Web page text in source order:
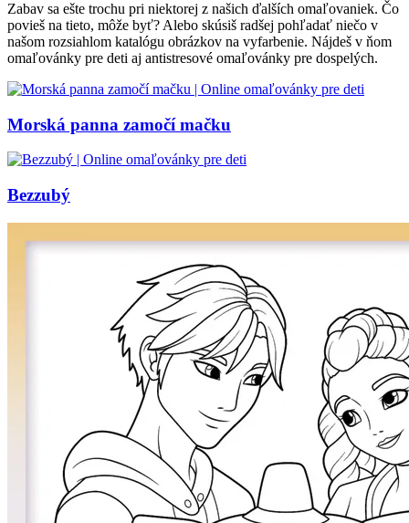
Zabav sa ešte trochu pri niektorej z našich ďalších omaľovaniek. Čo
povieš na tieto, môže byť? Alebo skúsiš radšej pohľadať niečo v
našom rozsiahlom katalógu obrázkov na vyfarbenie. Nájdeš v ňom
omaľovánky pre deti aj antistresové omaľovánky pre dospelých.
Morská panna zamočí mačku
Bezzubý